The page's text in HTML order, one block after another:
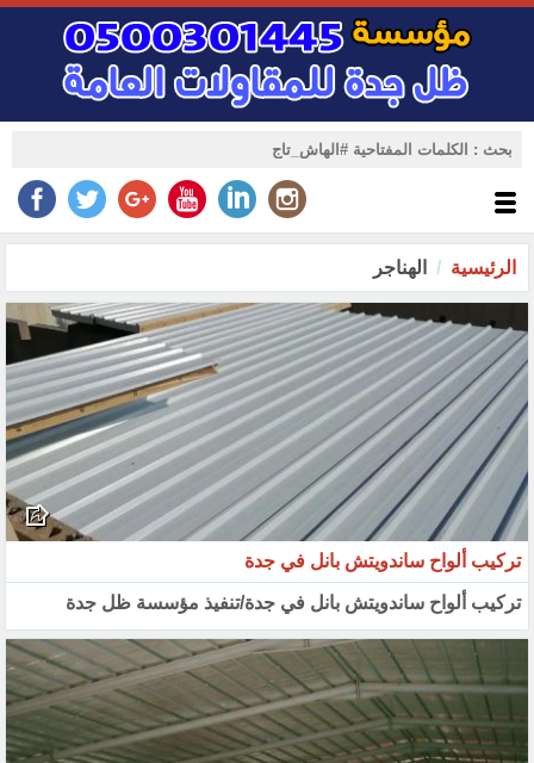
الرئيسية الهناجر
تركيب ألواح ساندويتش بانل في جدة
تركيب ألواح ساندويتش بانل في جدة/تنفيذ مؤسسة ظل جدة